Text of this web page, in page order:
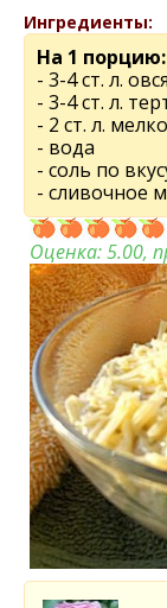
Ингредиенты:
На 1 порцию:
- 3-4 ст. л.
- 3-4 ст. л.
- 2 ст. л.
- вода
- соль по
- сливочное
Оценка:5.00,